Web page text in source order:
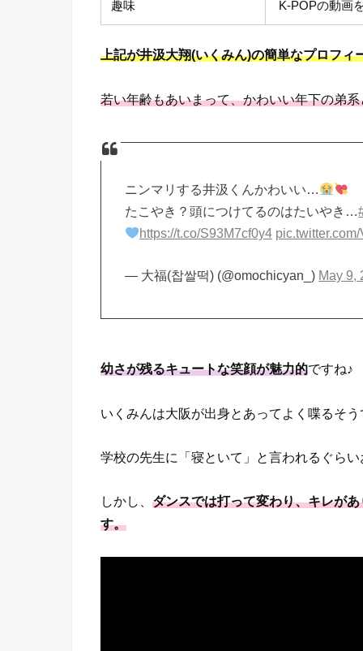
趣味 K-POPの動画
上記が井汲大翔(いくみん)の簡単なプロフィ
若い年齢もあいまって、かわいい年下の弟
ニンマリする井汲くんかわいい…
たこやき？頭につけてるのはたいやき…
https://t.co/S93M7cf0y4
— 大福(찹쌀떡) (@omochicyan_) May 9,
幼さが残るキュートな笑顔が魅力的ですね♪
いくみんは大阪が出身とあってよく喋るそう
学校の先生に「寝といて」と言われるぐら
しかし、 ダンスでは打って変わり、キレが
す。